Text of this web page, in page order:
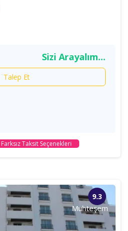
Sizi Arayalım...
Talep Et
Taksit Seçenekleri
9.3
Muhteşem